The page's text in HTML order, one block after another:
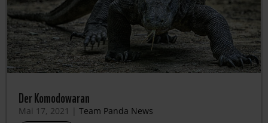
Der Komodowaran
Mai 17, 2021 | Team Panda News